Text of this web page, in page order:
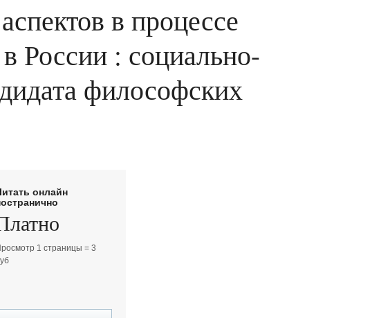
в процессе
России : социально-
философских
онлайн
1 страницы = 3